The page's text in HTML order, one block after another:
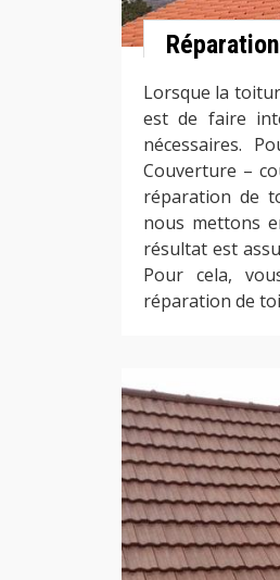
Lorsque la
est de faire
nécessaires.
Couverture –
réparation de
nous mettons
résultat est
Pour cela,
réparation de